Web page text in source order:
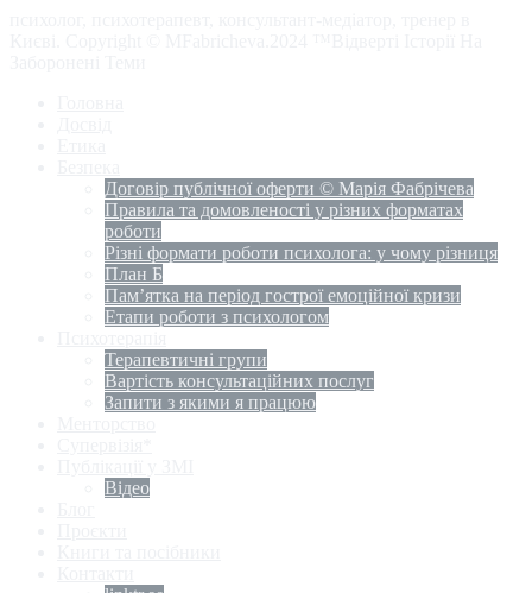
Договір публічної оферти © Марія Фабрічева
Правила та домовленості у різних форматах
роботи
Різні формати роботи психолога: у чому різниця
План Б
Пам’ятка на період гострої емоційної кризи
Етапи роботи з психологом
Терапевтичні групи
Вартість консультаційних послуг
Запити з якими я працюю
Відео